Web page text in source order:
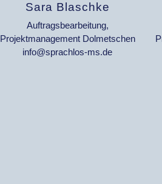
Sara Blaschke
Auftragsbearbeitung,
Projektmanagement Dolmetschen
info@sprachlos-ms.de